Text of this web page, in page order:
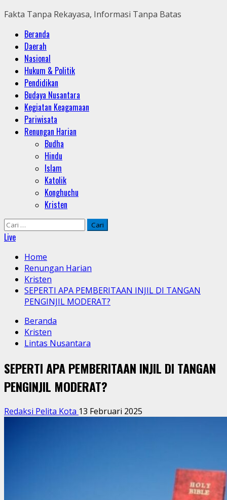
Fakta Tanpa Rekayasa, Informasi Tanpa Batas
Primary
Menu
Beranda
Daerah
Nasional
Hukum & Politik
Pendidikan
Budaya Nusantara
Kegiatan Keagamaan
Pariwisata
Renungan Harian
Budha
Hindu
Islam
Katolik
Konghuchu
Kristen
Cari
untuk:
Live
Home
Renungan Harian
Kristen
SEPERTI APA PEMBERITAAN INJIL DI TANGAN
PENGINJIL MODERAT?
Beranda
Kristen
Lintas Nusantara
SEPERTI APA PEMBERITAAN INJIL DI TANGAN
PENGINJIL MODERAT?
Redaksi Pelita Kota 13 Februari 2025